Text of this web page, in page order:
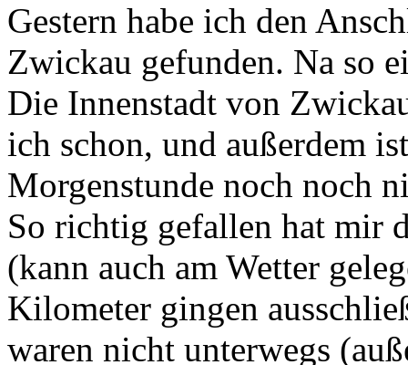
Gestern habe ich den
Zwickau gefunden. Na so
Die Innenstadt von
ich schon, und außerdem
Morgenstunde noch noch
So richtig gefallen hat mir
(kann auch am Wetter
Kilometer gingen
waren nicht unterwegs